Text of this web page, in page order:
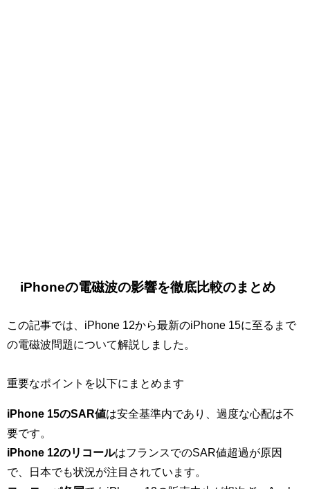
iPhoneの電磁波の影響を徹底比較のまとめ
この記事では、iPhone 12から最新のiPhone 15に至るまで
の電磁波問題について解説しました。
重要なポイントを以下にまとめます
iPhone 15のSAR値は安全基準内であり、過度な心配は不
要です。
iPhone 12のリコールはフランスでのSAR値超過が原因
で、日本でも状況が注目されています。